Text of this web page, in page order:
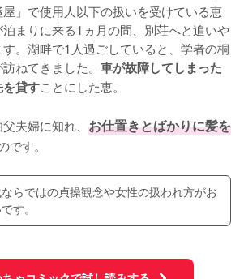
」で使用人以下の扱いを受けている恵
まりに来る1ヵ月の間、別荘へと追いや
。湖畔で1人過ごしていると、学者の桐
ねてきました。 車が故障してしまった
貸すことにした恵。
夫婦に知れ、 お仕置きとばかりに髪を
です。
らではの貞操観念や女性の扱われ方がお
す。